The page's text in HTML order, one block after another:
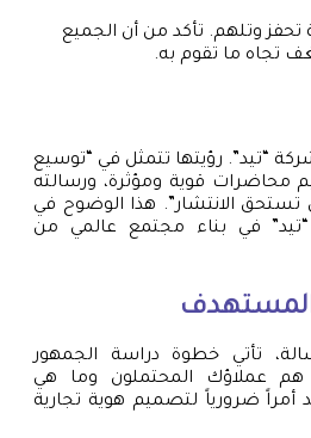
وتلهم. تأكد من أن الجميع
تجاه ما تقوم به.
“تيد”. رؤيتها تتمثل في “توسيع
محاضرات قوية ومؤثرة، ورسالته
تستحق الانتشار”. هذا الوضوح في
“تيد” في بناء مجتمع عالمي من
تأتي خطوة دراسة الجمهور
عملاؤك المحتملون وما هي
أمراً ضرورياً لتصميم هوية تجارية